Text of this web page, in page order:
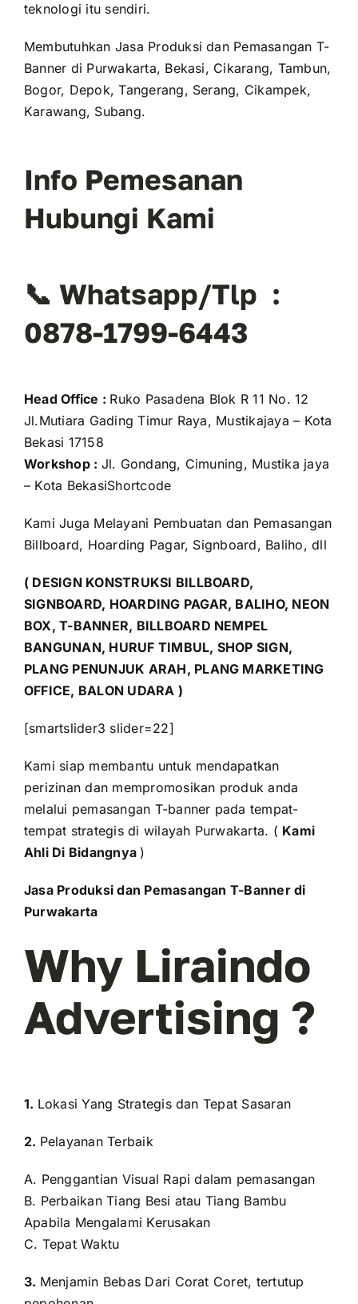
teknologi itu sendiri.
Membutuhkan Jasa Produksi dan Pemasangan T-
Banner di Purwakarta, Bekasi, Cikarang, Tambun,
Bogor, Depok, Tangerang, Serang, Cikampek,
Karawang, Subang.
Info Pemesanan
Hubungi Kami
📞 Whatsapp/Tlp :
0878-1799-6443
Head Office : Ruko Pasadena Blok R 11 No. 12
Jl.Mutiara Gading Timur Raya, Mustikajaya – Kota
Bekasi 17158
Workshop : Jl. Gondang, Cimuning, Mustika jaya
– Kota BekasiShortcode
Kami Juga Melayani Pembuatan dan Pemasangan
Billboard, Hoarding Pagar, Signboard, Baliho, dll
( DESIGN KONSTRUKSI BILLBOARD,
SIGNBOARD, HOARDING PAGAR, BALIHO, NEON
BOX, T-BANNER, BILLBOARD NEMPEL
BANGUNAN, HURUF TIMBUL, SHOP SIGN,
PLANG PENUNJUK ARAH, PLANG MARKETING
OFFICE, BALON UDARA )
[smartslider3 slider=22]
Kami siap membantu untuk mendapatkan
perizinan dan mempromosikan produk anda
melalui pemasangan T-banner pada tempat-
tempat strategis di wilayah Purwakarta. ( Kami
Ahli Di Bidangnya )
Jasa Produksi dan Pemasangan T-Banner di
Purwakarta
Why Liraindo
Advertising ?
1. Lokasi Yang Strategis dan Tepat Sasaran
2. Pelayanan Terbaik
A. Penggantian Visual Rapi dalam pemasangan
B. Perbaikan Tiang Besi atau Tiang Bambu
Apabila Mengalami Kerusakan
C. Tepat Waktu
3. Menjamin Bebas Dari Corat Coret, tertutup